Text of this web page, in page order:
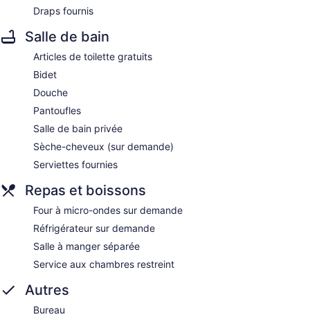
Draps fournis
Salle de bain
Articles de toilette gratuits
Bidet
Douche
Pantoufles
Salle de bain privée
Sèche-cheveux (sur demande)
Serviettes fournies
Repas et boissons
Four à micro-ondes sur demande
Réfrigérateur sur demande
Salle à manger séparée
Service aux chambres restreint
Autres
Bureau